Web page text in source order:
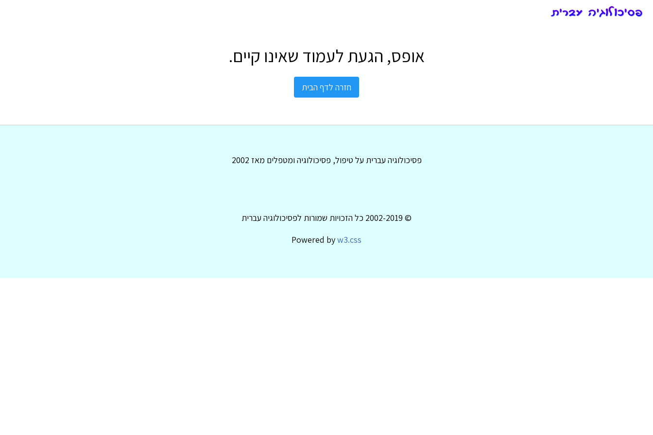
אופס, הגעת לעמוד שאינו קיים.
חזרה לדף הבית
פסיכולוגיה עברית על טיפול, פסיכולוגיה ומטפלים מאז 2002
© 2002-2019 כל הזכויות שמורות לפסיכולוגיה עברית
Powered byw3.css